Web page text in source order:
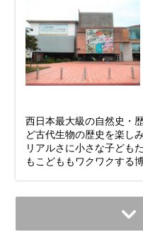
西日本最大級の自然史・
ど古代生物の歴史を楽し
リアルさに小さな子ども
もこどももワクワクする